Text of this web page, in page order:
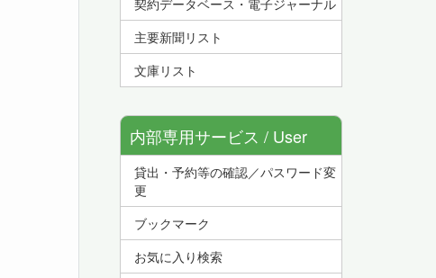
契約データベース・電子ジャーナル
主要新聞リスト
文庫リスト
内部専用サービス / User
Service
貸出・予約等の確認／パスワード変
更
ブックマーク
お気に入り検索